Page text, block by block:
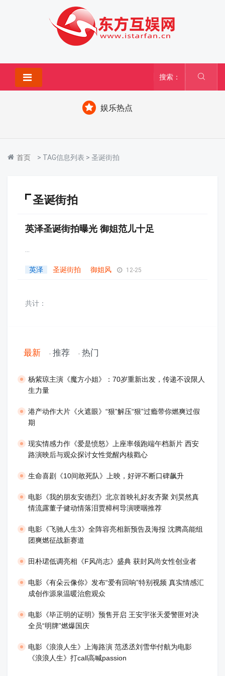
搜索：
娱乐热点
首页 > TAG信息列表 > 圣诞街拍
圣诞街拍
英泽圣诞街拍曝光 御姐范儿十足
英泽 圣诞街拍 御姐风 12-25
共计：
最新 推荐 热门
​杨紫琼主演《魔方小姐》：70岁重新出发，传递不设限人
生力量
港产动作大片《火遮眼》“狠”解压“狠”过瘾带你燃爽过假
期
现实情感力作《爱是愤怒》上座率领跑端午档新片 西安
路演映后与观众探讨女性觉醒内核戳心
生命喜剧《10间敢死队》上映，好评不断口碑飙升
​电影《我的朋友安德烈》北京首映礼好友齐聚 刘昊然真
情流露董子健动情落泪贾樟柯导演哽咽推荐
电影《飞驰人生3》全阵容亮相新预告及海报 沈腾高能组
团爽燃征战新赛道
田朴珺低调亮相《F风尚志》盛典 获封风尚女性创业者
电影《有朵云像你》发布“爱有回响”特别视频 真实情感汇
成创作源泉温暖治愈观众
​电影《毕正明的证明》预售开启 王安宇张天爱警匪对决
全员“明牌”燃爆国庆
​电影《浪浪人生》上海路演 范丞丞刘雪华付航为电影
《浪浪人生》打call高喊passion